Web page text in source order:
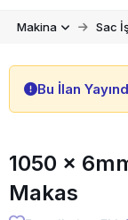
Makina Sac
Bu İlan
1050 x
Makas